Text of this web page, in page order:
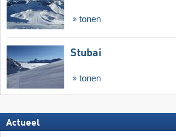
tonen
Stubai
tonen
Actueel